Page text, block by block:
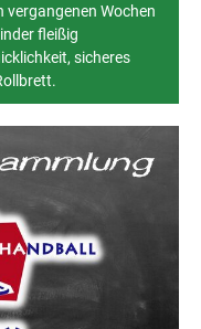
Wochen
fleißig
sicheres